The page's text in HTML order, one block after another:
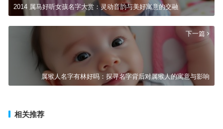
2014 属马好听女孩名字大赏：灵动音韵与美好寓意的交融
下一篇
属猴人名字有林好吗：探寻名字背后对属猴人的寓意与影响
相关推荐